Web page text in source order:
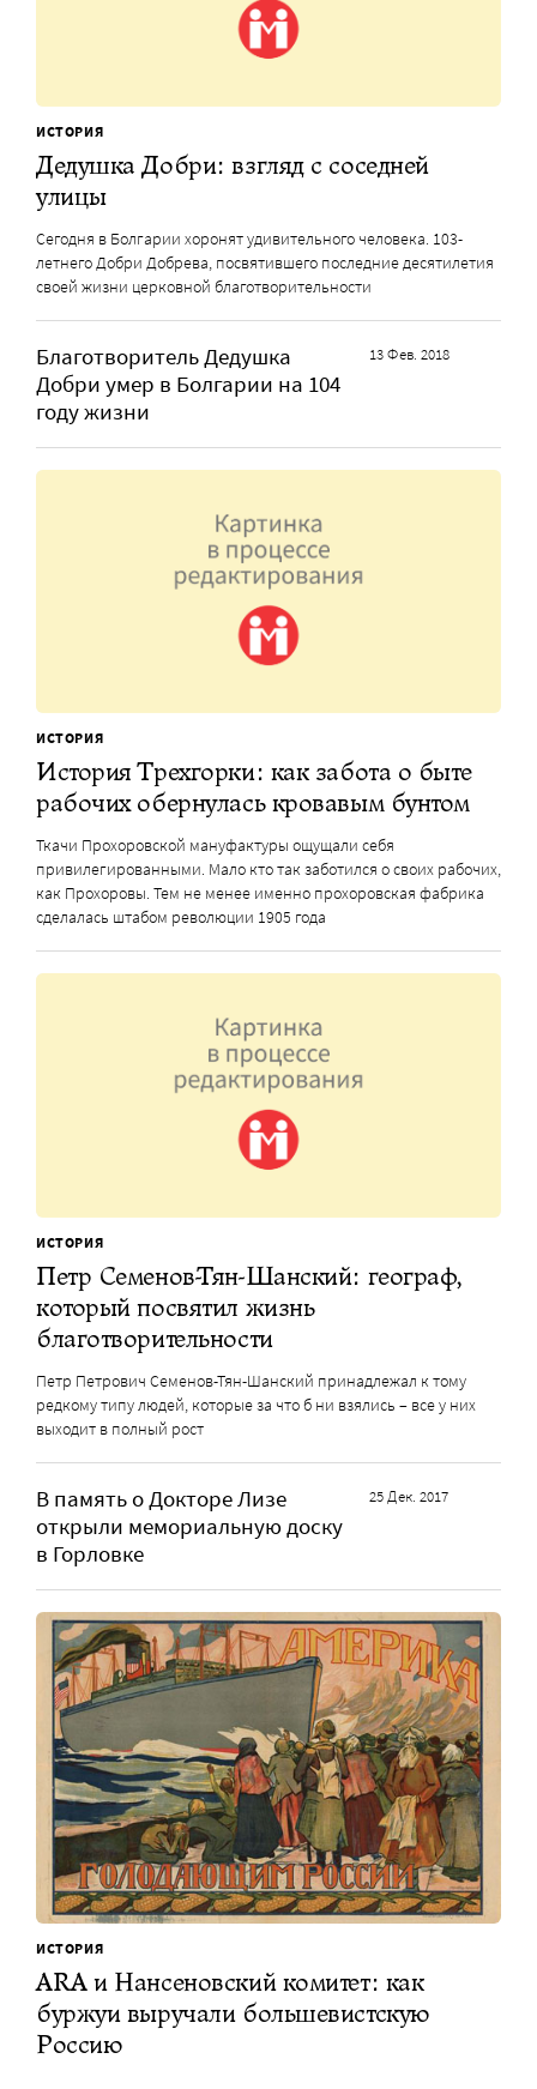
ИСТОРИЯ
Дедушка Добри: взгляд с соседней
улицы
Сегодня в Болгарии хоронят удивительного человека. 103-
летнего Добри Добрева, посвятившего последние десятилетия
своей жизни церковной благотворительности
Благотворитель Дедушка
Добри умер в Болгарии на 104
году жизни
13 Фев. 2018
ИСТОРИЯ
История Трехгорки: как забота о быте
рабочих обернулась кровавым бунтом
Ткачи Прохоровской мануфактуры ощущали себя
привилегированными. Мало кто так заботился о своих рабочих,
как Прохоровы. Тем не менее именно прохоровская фабрика
сделалась штабом революции 1905 года
ИСТОРИЯ
Петр Семенов-Тян-Шанский: географ,
который посвятил жизнь
благотворительности
Петр Петрович Семенов-Тян-Шанский принадлежал к тому
редкому типу людей, которые за что б ни взялись – все у них
выходит в полный рост
В память о Докторе Лизе
открыли мемориальную доску
в Горловке
25 Дек. 2017
ИСТОРИЯ
ARA и Нансеновский комитет: как
буржуи выручали большевистскую
Россию